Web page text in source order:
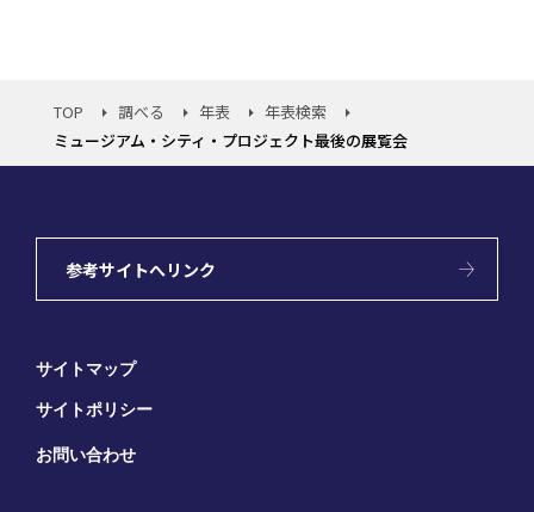
TOP 調べる 年表
年表検索
ミュージアム・シティ・プロジェクト最後の展覧会
参考サイトへリンク
サイトマップ
サイトポリシー
お問い合わせ